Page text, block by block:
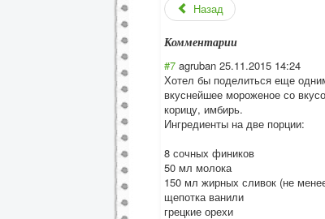
Назад
Комментарии
#7 agruban 25.11.2015 14:24
Хотел бы поделиться еще
вкуснейшее мороженое со
корицу, имбирь.
Ингредиенты на две порции:
8 сочных фиников
50 мл молока
150 мл жирных сливок (не
щепотка ванили
грецкие орехи